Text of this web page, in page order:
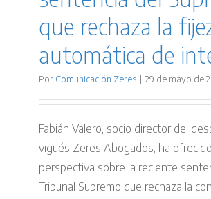
que rechaza la
automática de
Por Comunicación Zeres | 29 de mayo de
Fabián Valero, socio director del
vigués Zeres Abogados, ha
perspectiva sobre la reciente
Tribunal Supremo que rechaza la